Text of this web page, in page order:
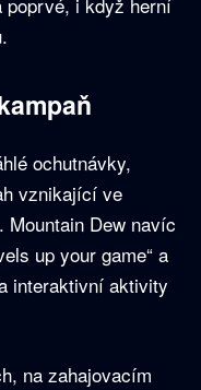
ochutnávky,
vznikající ve
Dew navíc
up your game“ a
interaktivní aktivity
na zahajovacím